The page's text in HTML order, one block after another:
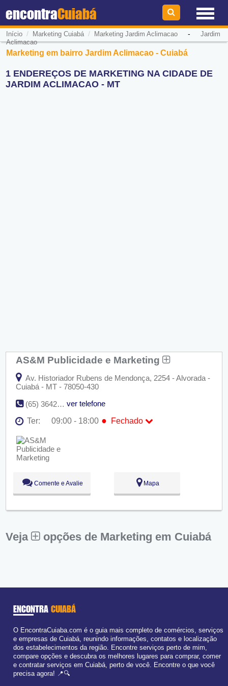
encontraCuiabá
Início / Marketing Cuiabá/ Marketing Jardim Aclimacao- Jardim
Aclimacao
Marketing em bairro Jardim Aclimacao - Cuiabá
1 ENDEREÇOS DE MARKETING NA CIDADE DE
JARDIM ACLIMACAO - MT
AS&M Publicidade e Marketing
Av. Historiador Rubens de Mendonça, 2254 - Alvorada -
Cuiabá - MT - 78050-430
(65) 3642-2022
ver telefone
Ter:
09:00 - 18:00 ● Fechado
Seg:
Ter:
Qua:
09:00 - 18:00
Qui:
Sáb:
Fechado
Dom:
Comente e Avalie Mapa
Veja opções de Marketing em Cuiabá
ENCONTRA CUIABÁ
O EncontraCuiaba.com é o guia mais completo de comércios, serviços
e empresas de Cuiabá, reunindo informações, contatos e localização
dos estabelecimentos da região. Encontre serviços perto de mim,
compare opções e descubra os melhores lugares para comprar, comer
e contratar serviços em Cuiabá, perto de você. Encontre o que você
precisa agora! 📍🔍